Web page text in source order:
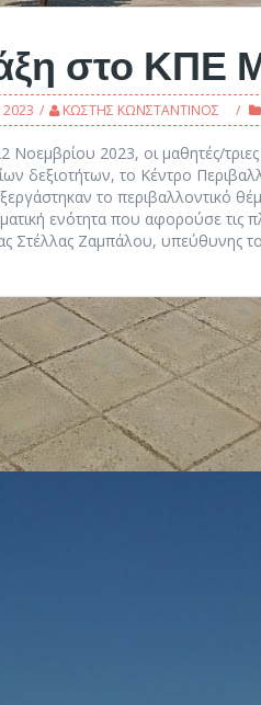
στο ΚΠΕ
ΚΩΣΤΗΣ ΚΩΝΣΤΑΝΤΙΝΟΣ
Νοεμβρίου 2023, οι μαθητές/
δεξιοτήτων, το Κέντρο
το περιβαλλοντικό
ενότητα που αφορούσε τις
Στέλλας Ζαμπάλου, υπεύθυνης